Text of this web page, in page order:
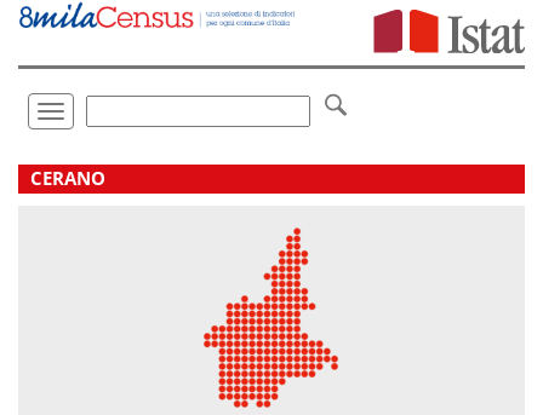
Vai
direttamente
Toggle
navigation
.
CERANO